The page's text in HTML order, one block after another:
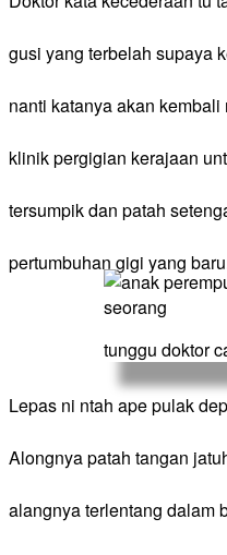
gusi yang terbelah supaya
nanti katanya akan
klinik pergigian kerajaan
tersumpik dan patah
pertumbuhan gigi yang
tunggu doktor
​Lepas ni ntah ape pulak
Alongnya patah tangan
alangnya terlentang dalam